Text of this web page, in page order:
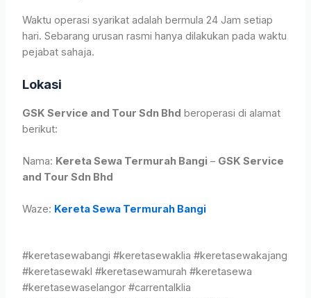
Waktu operasi syarikat adalah bermula 24 Jam setiap
hari. Sebarang urusan rasmi hanya dilakukan pada waktu
pejabat sahaja.
Lokasi
GSK Service and Tour Sdn Bhd beroperasi di alamat
berikut:
Nama: Kereta Sewa Termurah Bangi – GSK Service
and Tour Sdn Bhd
Waze: Kereta Sewa Termurah Bangi
#keretasewabangi #keretasewaklia #keretasewakajang
#keretasewakl #keretasewamurah #keretasewa
#keretasewaselangor #carrentalklia